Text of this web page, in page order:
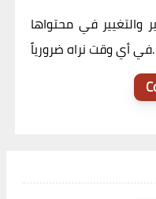
والتغيير في محتواها
في أي وقت نراه ضرورياً.